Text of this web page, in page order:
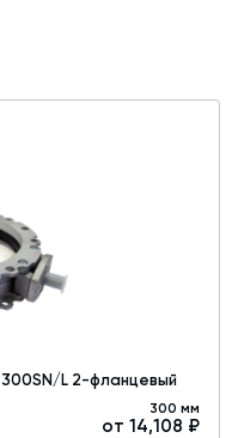
L 2-фланцевый
300 мм
от 14,108 ₽